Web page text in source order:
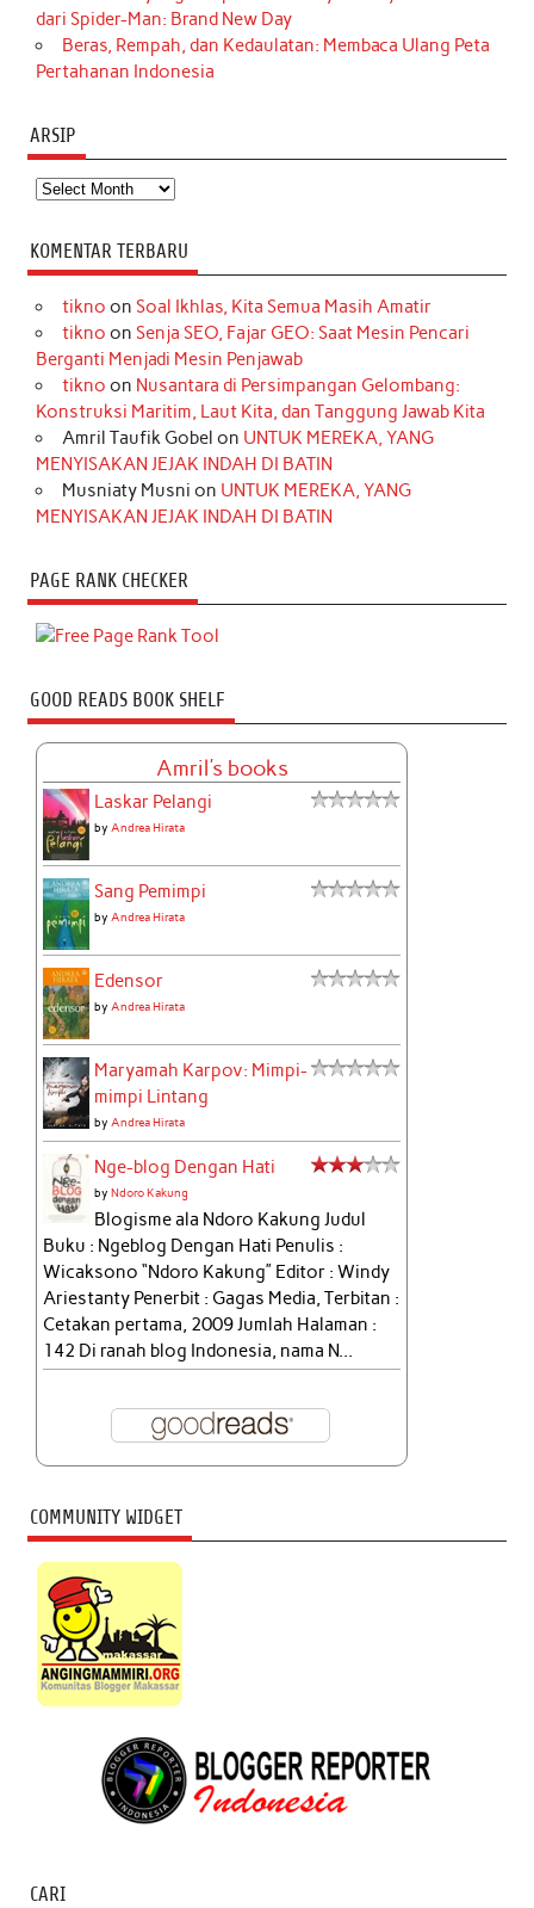
dari Spider-Man: Brand New Day
Beras, Rempah, dan Kedaulatan: Membaca Ulang Peta
Pertahanan Indonesia
ARSIP
Arsip
KOMENTAR TERBARU
tikno on Soal Ikhlas, Kita Semua Masih Amatir
tikno on Senja SEO, Fajar GEO: Saat Mesin Pencari
Berganti Menjadi Mesin Penjawab
tikno on Nusantara di Persimpangan Gelombang:
Konstruksi Maritim, Laut Kita, dan Tanggung Jawab Kita
Amril Taufik Gobel on UNTUK MEREKA, YANG
MENYISAKAN JEJAK INDAH DI BATIN
Musniaty Musni on UNTUK MEREKA, YANG
MENYISAKAN JEJAK INDAH DI BATIN
PAGE RANK CHECKER
GOOD READS BOOK SHELF
Amril's books
Laskar Pelangi
byAndrea Hirata
Sang Pemimpi
byAndrea Hirata
Edensor
byAndrea Hirata
Maryamah Karpov: Mimpi-
mimpi Lintang
byAndrea Hirata
Nge-blog Dengan Hati
byNdoro Kakung
Blogisme ala Ndoro Kakung Judul
Buku : Ngeblog Dengan Hati Penulis :
Wicaksono “Ndoro Kakung” Editor : Windy
Ariestanty Penerbit : Gagas Media, Terbitan :
Cetakan pertama, 2009 Jumlah Halaman :
142 Di ranah blog Indonesia, nama N...
COMMUNITY WIDGET
CARI